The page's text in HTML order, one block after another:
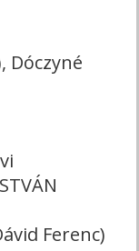
Dóczyné
Ferenc)